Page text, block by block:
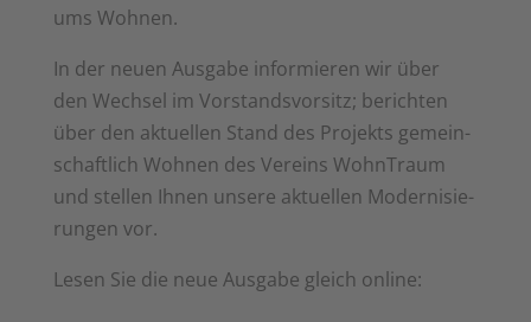
ums Wohnen.
In der neu­en Aus­ga­be infor­mie­ren wir über
den Wech­sel im Vor­stands­vor­sitz; berich­ten
über den aktu­el­len Stand des Pro­jekts gemein­
schaft­lich Woh­nen des Ver­eins Wohn­Traum
und stel­len Ihnen unse­re aktu­el­len Moder­ni­sie­
run­gen vor.
Lesen Sie die neue Aus­ga­be gleich online: